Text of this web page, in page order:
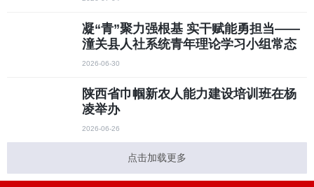
凝“青”聚力强根基 实干赋能勇担当——
潼关县人社系统青年理论学习小组常态
化学习取得阶段性成效
2026-06-30
陕西省巾帼新农人能力建设培训班在杨
凌举办
2026-06-26
点击加载更多